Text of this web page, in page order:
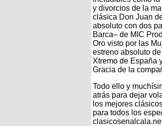
y divorcios de la
clásica Don Juan
absoluto con dos
Barca– de MIC
Oro visto por las
estreno absoluto
Xtremo de España
Gracia de la
Todo ello y
atrás para dejar
los mejores
para todos los